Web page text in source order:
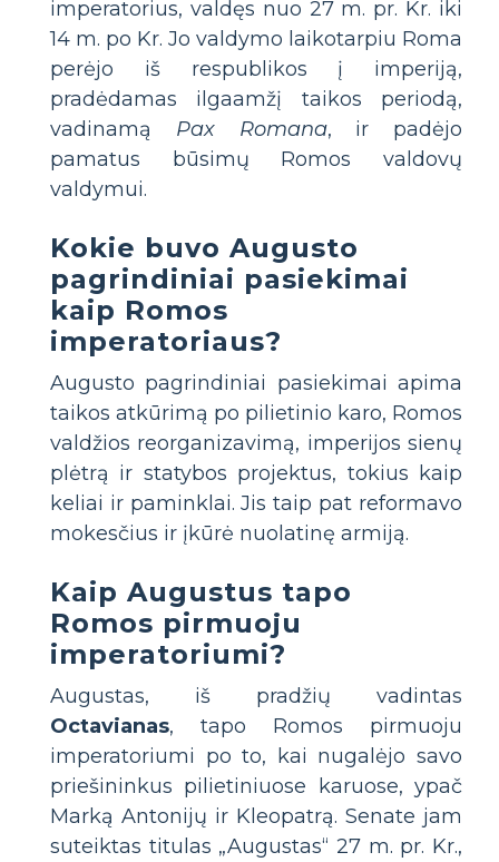
imperatorius, valdęs nuo 27 m. pr. Kr. iki
14 m. po Kr. Jo valdymo laikotarpiu Roma
perėjo iš respublikos į imperiją,
pradėdamas ilgaamžį taikos periodą,
vadinamą Pax Romana, ir padėjo
pamatus būsimų Romos valdovų
valdymui.
Kokie buvo Augusto
pagrindiniai pasiekimai
kaip Romos
imperatoriaus?
Augusto pagrindiniai pasiekimai apima
taikos atkūrimą po pilietinio karo, Romos
valdžios reorganizavimą, imperijos sienų
plėtrą ir statybos projektus, tokius kaip
keliai ir paminklai. Jis taip pat reformavo
mokesčius ir įkūrė nuolatinę armiją.
Kaip Augustus tapo
Romos pirmuoju
imperatoriumi?
Augustas, iš pradžių vadintas
Octavianas, tapo Romos pirmuoju
imperatoriumi po to, kai nugalėjo savo
priešininkus pilietiniuose karuose, ypač
Marką Antonijų ir Kleopatrą. Senate jam
suteiktas titulas „Augustas“ 27 m. pr. Kr.,